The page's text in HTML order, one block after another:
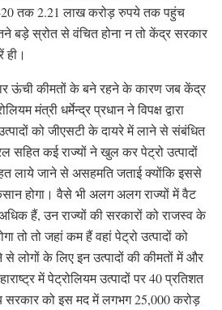
तक 2.21 लाख करोड़ रुपये तक पहुंच
बड़े स्रोत से वंचित होना न तो केंद्र सरकार
ही।
ऊंची कीमतों के बने रहने के कारण जब केंद्र
मंत्री धर्मेन्द्र प्रधान ने विपक्ष द्वारा
को जीएसटी के दायरे में लाने से संबंधित
सहित कई राज्यों ने खुल कर पेट्रो उत्पादों
लाये जाने से असहमति जताई क्योंकि इससे
होगा। वैसे भी अलग अलग राज्यों में वैट
हैं, उन राज्यों की सरकारों को राजस्व के
तो तो जहां कम हैं वहां पेट्रो उत्पादों को
लोगों के लिए इन उत्पादों की कीमतों में और
में पेट्रोलियम उत्पादों पर 40 प्रतिशत
को इस मद में लगभग 25,000 करोड़